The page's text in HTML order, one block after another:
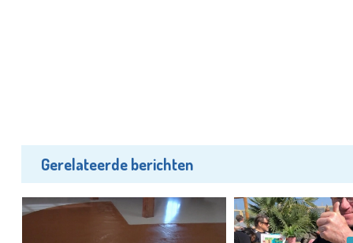
Gerelateerde berichten